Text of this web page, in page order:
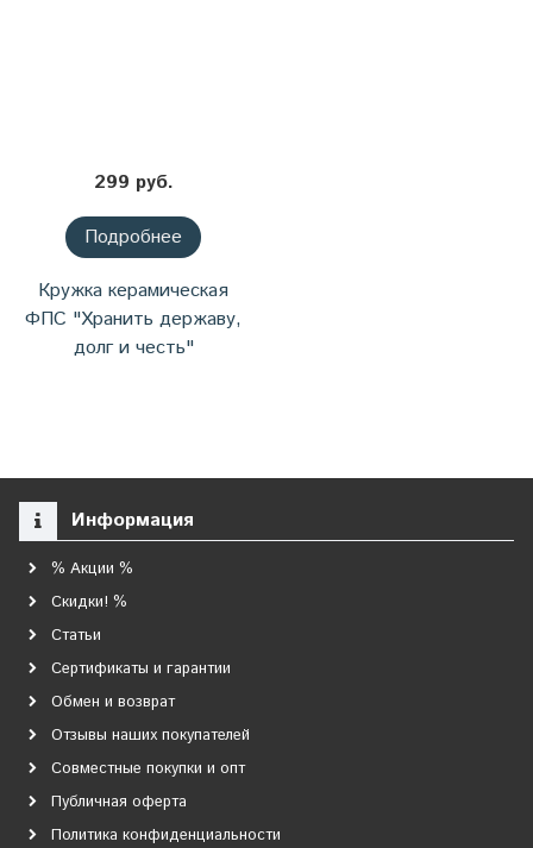
299 руб.
Подробнее
Кружка керамическая
ФПС "Хранить державу,
долг и честь"
Информация
% Акции %
Скидки! %
Статьи
Сертификаты и гарантии
Обмен и возврат
Отзывы наших покупателей
Совместные покупки и опт
Публичная оферта
Политика конфиденциальности